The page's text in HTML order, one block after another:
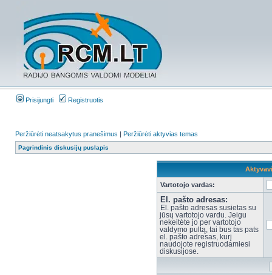
Prisijungti Registruotis
Peržiūrėti neatsakytus pranešimus | Peržiūrėti aktyvias temas
Pagrindinis diskusijų puslapis
Vartotojo vardas:
El. pašto adresas:
El. pašto adresas susietas su
jūsų vartotojo vardu. Jeigu
nekeitėte jo per vartotojo
valdymo pultą, tai bus tas pats
el. pašto adresas, kurį
naudojote registruodamiesi
diskusijose.